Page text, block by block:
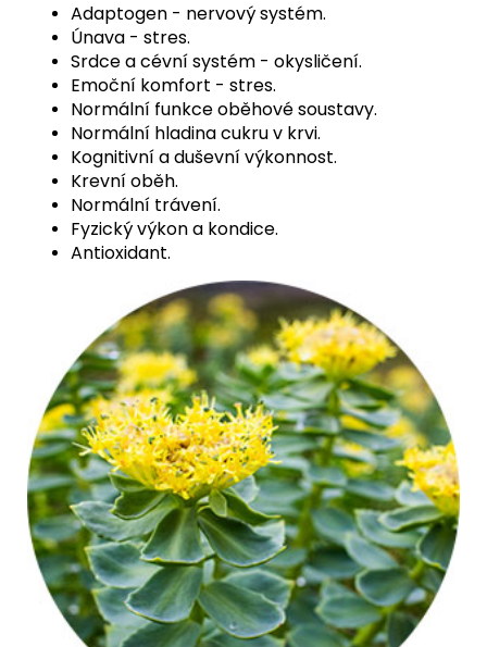
Adaptogen - nervový systém.
Únava - stres.
Srdce a cévní systém - okysličení.
Emoční komfort - stres.
Normální funkce oběhové soustavy.
Normální hladina cukru v krvi.
Kognitivní a duševní výkonnost.
Krevní oběh.
Normální trávení.
Fyzický výkon a kondice.
Antioxidant.